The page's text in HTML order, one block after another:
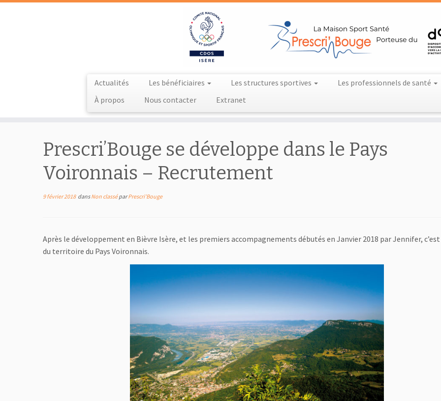
Actualités Les bénéficiaires Les structures sportives Les professionnels de santé
À propos
Nous contacter Extranet
Prescri’Bouge se développe dans le Pays
Voironnais – Recrutement
9 février 2018dansNon classéparPrescri'Bouge
Après le développement en Bièvre Isère, et les premiers accompagnements débutés en Janvier 2018 par Jennifer,
du territoire du Pays Voironnais.